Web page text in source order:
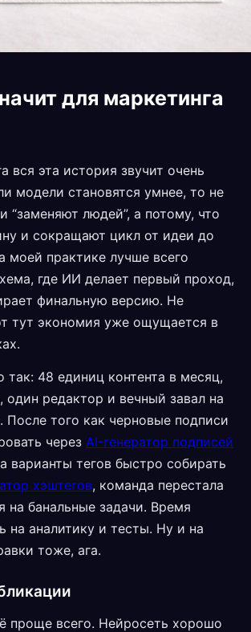
для маркетинга
вся эта история звучит очень
модели становятся умнее, то не
“заменяют людей”, а потому, что
и сокращают цикл от идеи до
моей практике лучше всего
где ИИ делает первый проход,
финальную версию. Не
тут экономия уже ощущается в
так: 48 единиц контента в месяц,
один редактор и вечный завал на
После того как черновые подписи
через AI-генератор подписей
варианты тегов быстро собирать
хэштегов, команда перестала
на банальные задачи. Время
на аналитику и тесты. Ну и на
тоже, ага.
проще всего. Нейросеть хорошо